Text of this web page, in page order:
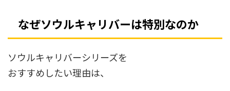
なぜソウルキャリバーは特別なのか
ソウルキャリバーシリーズを
おすすめしたい理由は、